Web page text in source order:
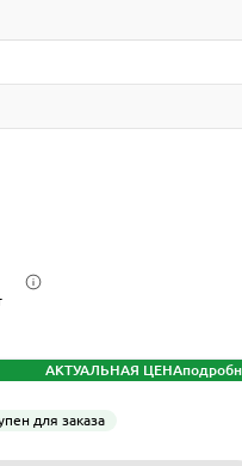
АКТУАЛЬНАЯ ЦЕНА
для заказа